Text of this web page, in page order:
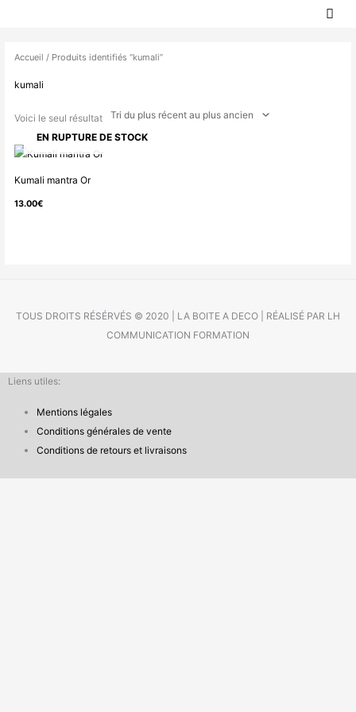
Accueil / Produits identifiés “kumali”
kumali
Voici le seul résultat
EN RUPTURE DE STOCK
Kumali mantra Or
13.00€
TOUS DROITS RÉSÉRVÉS © 2020 | LA BOITE A DECO | RÉALISÉ PAR LH
COMMUNICATION FORMATION
Liens utiles:
Mentions légales
Conditions générales de vente
Conditions de retours et livraisons